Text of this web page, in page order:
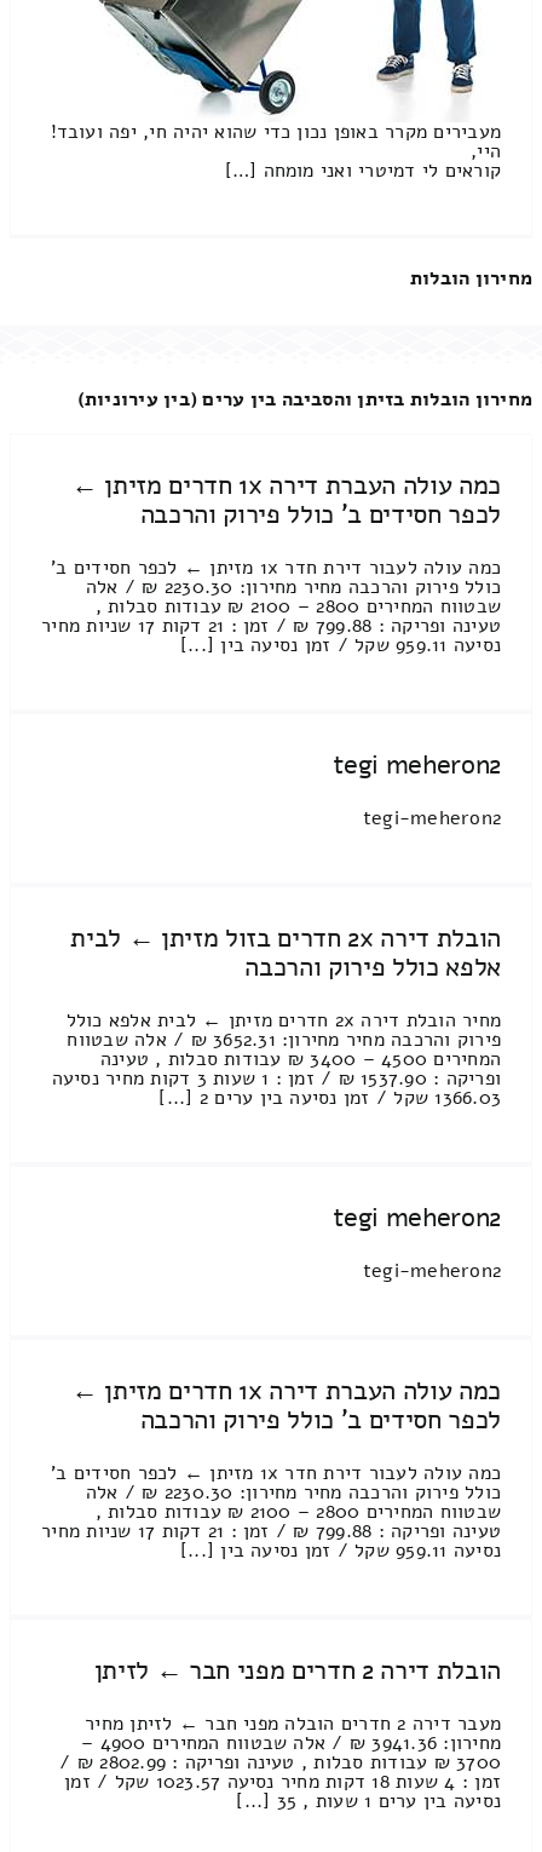
מעבירים מקרר באופן נכון כדי שהוא יהיה חי, יפה ועובד!
היי,
קוראים לי דמיטרי ואני מומחה […]
מחירון הובלות
מחירון הובלות בזיתן והסביבה בין ערים (בין עירוניות)
כמה עולה העברת דירה 1x חדרים מזיתן ←
לכפר חסידים ב' כולל פירוק והרכבה
כמה עולה לעבור דירת חדר 1x מזיתן ← לכפר חסידים ב'
כולל פירוק והרכבה מחיר מחירון: 2230.30 ₪ / אלה
שבטווח המחירים 2800 – 2100 ₪ עבודות סבלות ,
טעינה ופריקה : 799.88 ₪ / זמן : 21 דקות 17 שניות מחיר
נסיעה 959.11 שקל / זמן נסיעה בין [...]
tegi meheron2
tegi-meheron2
הובלת דירה 2x חדרים בזול מזיתן ← לבית
אלפא כולל פירוק והרכבה
מחיר הובלת דירה 2x חדרים מזיתן ← לבית אלפא כולל
פירוק והרכבה מחיר מחירון: 3652.31 ₪ / אלה שבטווח
המחירים 4500 – 3400 ₪ עבודות סבלות , טעינה
ופריקה : 1537.90 ₪ / זמן : 1 שעות 3 דקות מחיר נסיעה
1366.03 שקל / זמן נסיעה בין ערים 2 [...]
tegi meheron2
tegi-meheron2
כמה עולה העברת דירה 1x חדרים מזיתן ←
לכפר חסידים ב' כולל פירוק והרכבה
כמה עולה לעבור דירת חדר 1x מזיתן ← לכפר חסידים ב'
כולל פירוק והרכבה מחיר מחירון: 2230.30 ₪ / אלה
שבטווח המחירים 2800 – 2100 ₪ עבודות סבלות ,
טעינה ופריקה : 799.88 ₪ / זמן : 21 דקות 17 שניות מחיר
נסיעה 959.11 שקל / זמן נסיעה בין [...]
הובלת דירה 2 חדרים מפני חבר ← לזיתן
מעבר דירה 2 חדרים הובלה מפני חבר ← לזיתן מחיר
מחירון: 3941.36 ₪ / אלה שבטווח המחירים 4900 –
3700 ₪ עבודות סבלות , טעינה ופריקה : 2802.99 ₪ /
זמן : 4 שעות 18 דקות מחיר נסיעה 1023.57 שקל / זמן
נסיעה בין ערים 1 שעות , 35 [...]